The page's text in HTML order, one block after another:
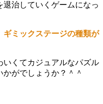
退治していくゲームになっ
ギミックステージの種類が
いくてカジュアルなパズル
がでしょうか？＾＾